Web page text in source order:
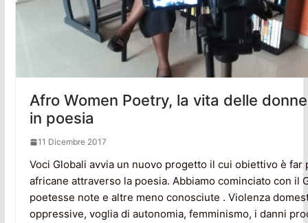
Afro Women Poetry, la vita delle
in poesia
11 Dicembre 2017
Voci Globali avvia un nuovo progetto il cui obiettivo è far
africane attraverso la poesia. Abbiamo cominciato con il
poetesse note e altre meno conosciute . Violenza
oppressive, voglia di autonomia, femminismo, i danni